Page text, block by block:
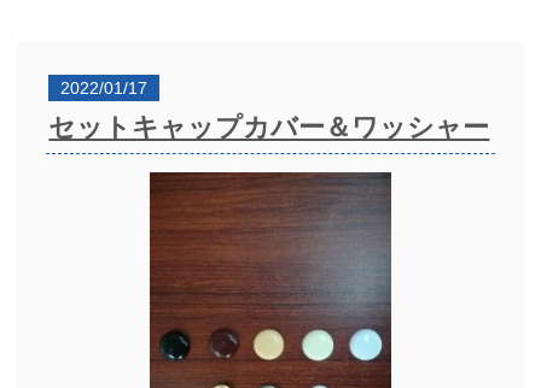
2022/01/17
セットキャップカバー＆ワッシャー